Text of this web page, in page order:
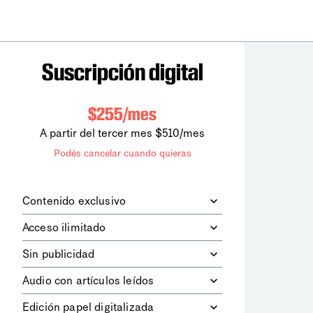
Suscripción digital
$255/mes
A partir del tercer mes $510/mes
Podés cancelar cuando quieras
Contenido exclusivo
digitales dela diaria
los contenidos de Le Monde
diplomatique.
Acceso ilimitado
contenidos.
Sin publicidad
publicitarios.
Audio con artículos leídos
Edición papel digitalizada